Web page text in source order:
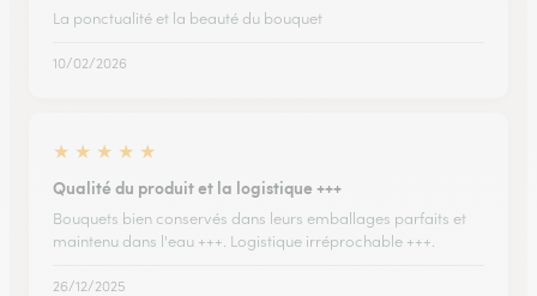
La ponctualité et la beauté du bouquet
10/02/2026
★ ★ ★ ★ ★
Qualité du produit et la logistique +++
Bouquets bien conservés dans leurs emballages parfaits et
maintenu dans l'eau +++. Logistique irréprochable +++.
26/12/2025